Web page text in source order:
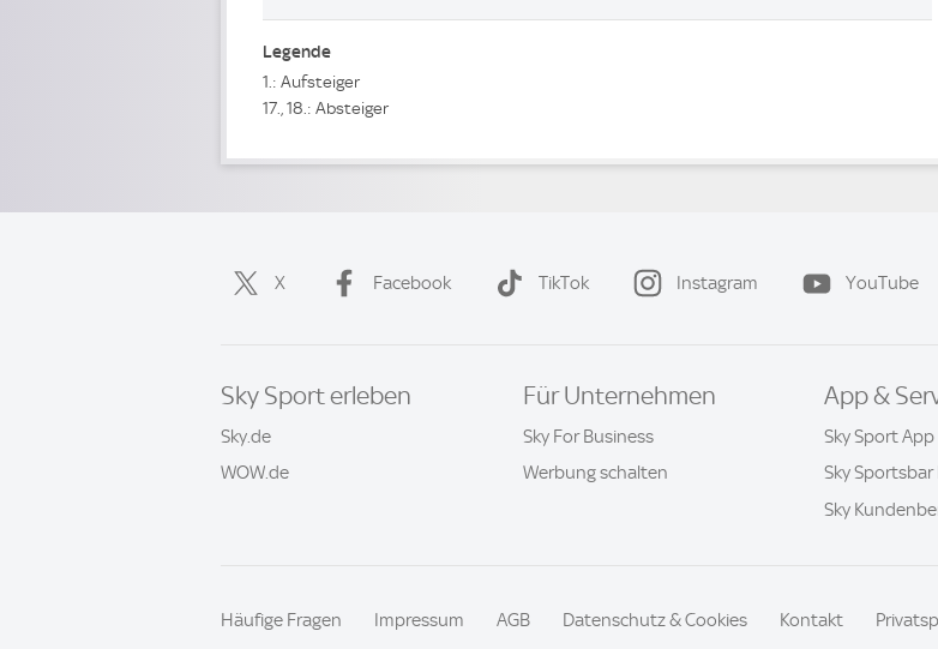
Legende
1.: Aufsteiger
17., 18.: Absteiger
X Facebook TikTok Instagram YouTube
Sky Sport erleben
Sky.de
WOW.de
Für Unternehmen
Sky For Business
Werbung schalten
App &
Sky Sport App
Sky Sportsbar
Sky
Häufige Fragen Impressum AGB Datenschutz & Cookies Kontakt